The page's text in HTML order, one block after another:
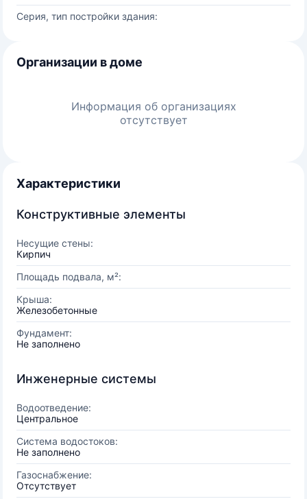
Серия, тип постройки здания:
Организации в доме
Информация об организациях
отсутствует
Характеристики
Конструктивные элементы
Несущие стены:
Кирпич
Площадь подвала, м²:
Крыша:
Железобетонные
Фундамент:
Не заполнено
Инженерные системы
Водоотведение:
Центральное
Система водостоков:
Не заполнено
Газоснабжение:
Отсутствует